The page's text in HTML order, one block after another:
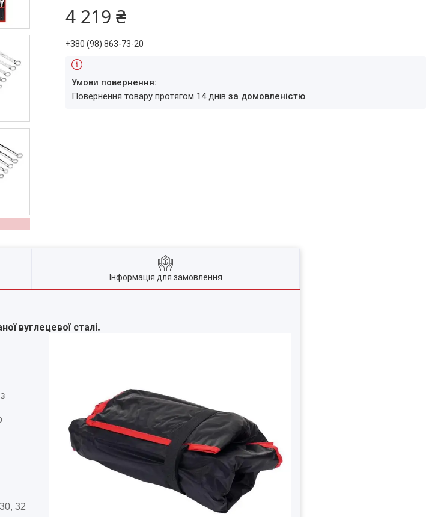
4 219 ₴
+380 (98) 863-73-20
повернення товару протягом 14 днівза домовленістю
Інформація для замовлення
вуглецевої сталі.
32